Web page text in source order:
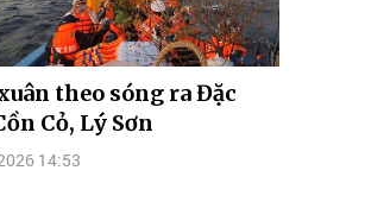
theo sóng ra Đặc
Cỏ, Lý Sơn
14:53